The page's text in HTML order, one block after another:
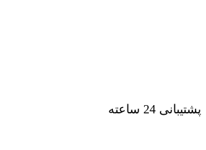
پشتیبانی 24 ساعته